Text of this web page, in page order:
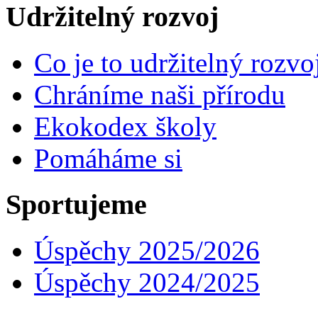
Udržitelný rozvoj
Co je to udržitelný
Chráníme naši přírodu
Ekokodex školy
Pomáháme si
Sportujeme
Úspěchy 2025/2026
Úspěchy 2024/2025